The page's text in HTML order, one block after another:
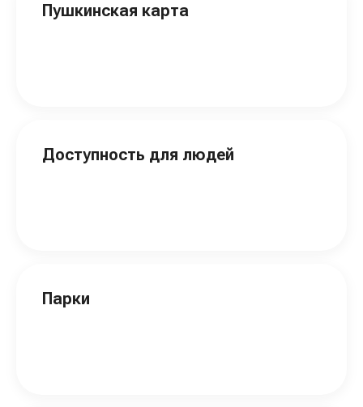
Пушкинская карта
Доступность для людей
Парки